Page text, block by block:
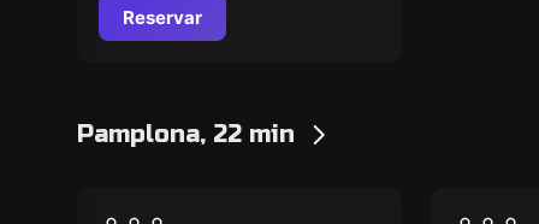
Reservar
Pamplona, 22 min